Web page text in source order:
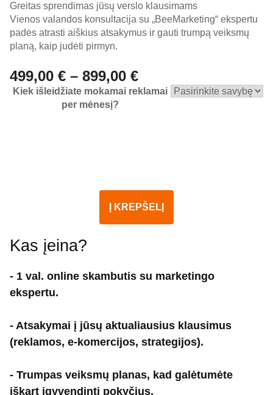
Greitas sprendimas jūsų verslo klausimams
Vienos valandos konsultacija su „BeeMarketing“ ekspertu
padės atrasti aiškius atsakymus ir gauti trumpą veiksmų
planą, kaip judėti pirmyn.
499,00 € – 899,00 €
Kiek išleidžiate mokamai reklamai
per mėnesį?
Į KREPŠELĮ
Kas įeina?
- 1 val. online skambutis su marketingo
ekspertu.
- Atsakymai į jūsų aktualiausius klausimus
(reklamos, e-komercijos, strategijos).
- Trumpas veiksmų planas, kad galėtumėte
iškart įgyvendinti pokyčius.